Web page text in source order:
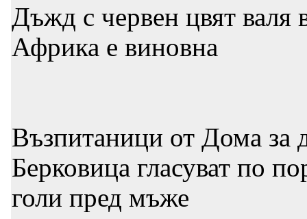
Дъжд с червен цвят валя
Африка е виновна
Възпитаници от Дома за
Берковица гласуват по
голи пред мъже